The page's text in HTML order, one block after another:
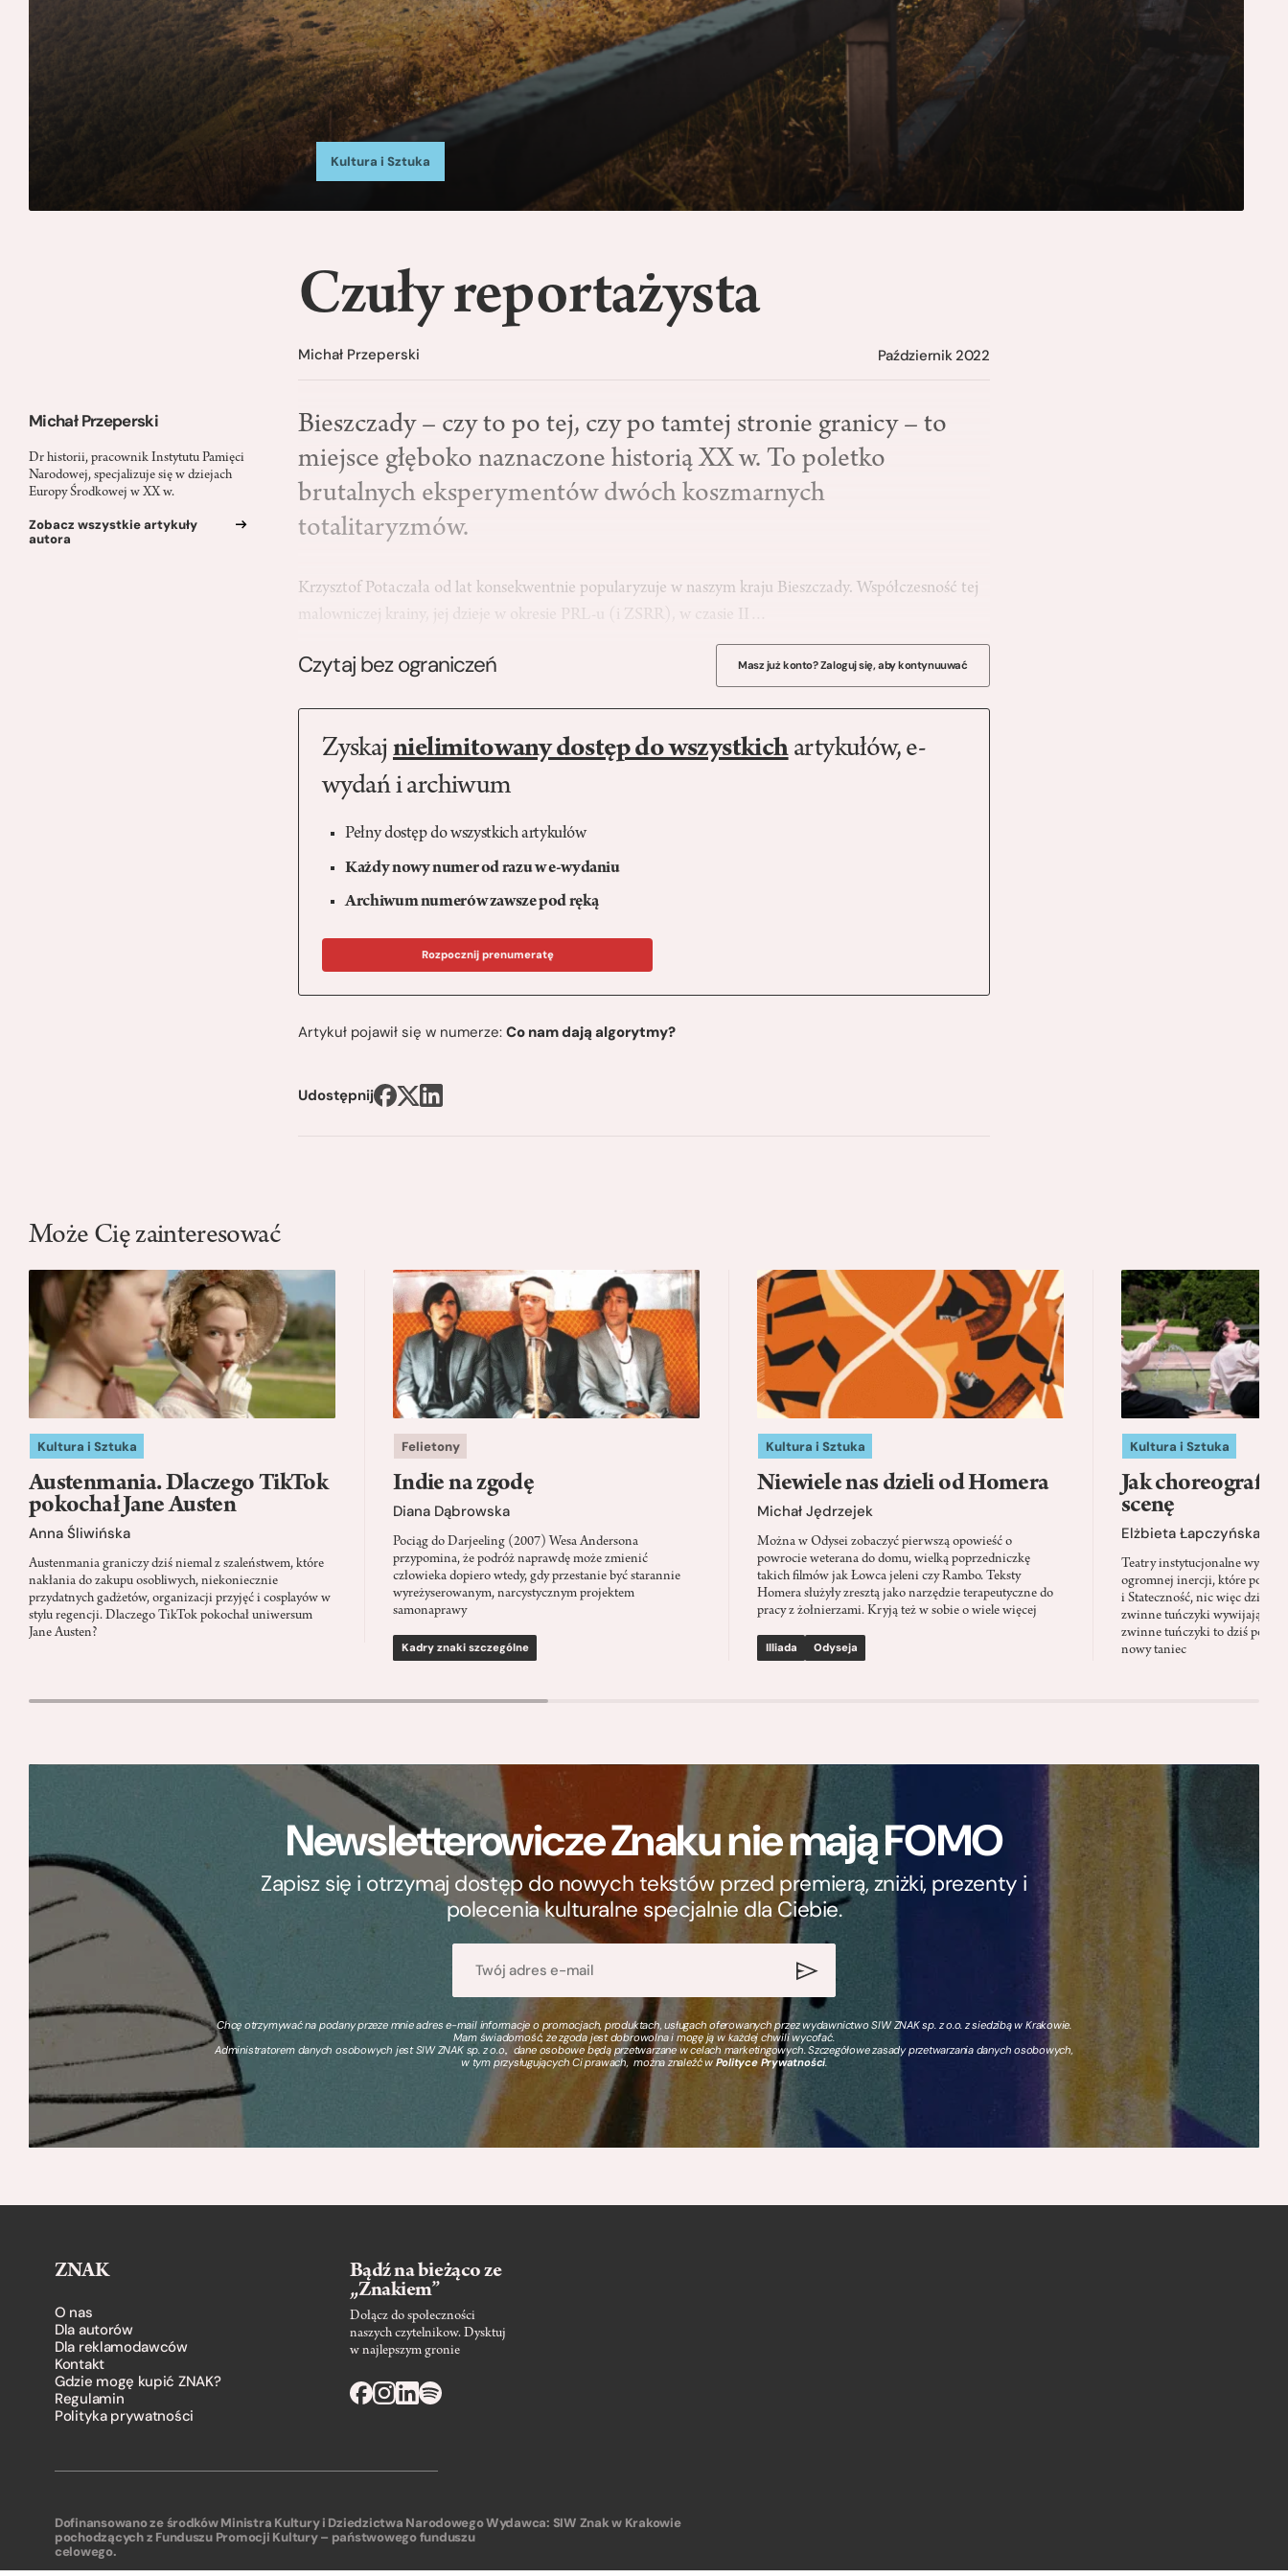
Kultura i Sztuka
Michał Przeperski
Dr historii, pracownik Instytutu Pamięci
Narodowej, specjalizuje się w dziejach
Europy Środkowej w XX w.
Zobacz wszystkie artykuły
autora
Czuły reportażysta
Michał Przeperski Październik 2022
Bieszczady – czy to po tej, czy po tamtej stronie granicy – to
miejsce głęboko naznaczone historią XX w. To poletko
brutalnych eksperymentów dwóch koszmarnych
totalitaryzmów.
Krzysztof Potaczała od lat konsekwentnie popularyzuje w naszym kraju Bieszczady. Współczesność tej
malowniczej krainy, jej dzieje w okresie PRL-u (i ZSRR), w czasie II…
Czytaj bez ograniczeń Masz już konto? Zaloguj się, aby kontynuuwać
Zyskaj nielimitowany dostęp do wszystkichartykułów, e-
wydań i archiwum
Pełny dostęp do wszystkich artykułów
Każdy nowy numer od razu w e-wydaniu
Archiwum numerów zawsze pod ręką
Rozpocznij prenumeratę
Artykuł pojawił się w numerze:Co nam dają algorytmy?
Udostępnij
Może Cię zainteresować
Kultura i Sztuka
Austenmania. Dlaczego TikTok
pokochał Jane Austen
Anna Śliwińska
Austenmania graniczy dziś niemal z szaleństwem, które
nakłania do zakupu osobliwych, niekoniecznie
przydatnych gadżetów, organizacji przyjęć i cosplayów w
stylu regencji. Dlaczego TikTok pokochał uniwersum
Jane Austen?
Felietony
Indie na zgodę
Diana Dąbrowska
Pociąg do Darjeeling (2007) Wesa Andersona
przypomina, że podróż naprawdę może zmienić
człowieka dopiero wtedy, gdy przestanie być starannie
wyreżyserowanym, narcystycznym projektem
samonaprawy
Kadry znaki szczególne
Kultura i Sztuka
Niewiele nas dzieli od Homera
Michał Jędrzejek
Można w Odysei zobaczyć pierwszą opowieść o
powrocie weterana do domu, wielką poprzedniczkę
takich filmów jak Łowca jeleni czy Rambo. Teksty
Homera służyły zresztą jako narzędzie terapeutyczne do
pracy z żołnierzami. Kryją też w sobie o wiele więcej
Illiada Odyseja
Kultura i Sztuka
Jak
scenę
Elżbieta Łapczyńska
Teatry instytucjonalne
ogromnej inercji, które ponad
i Stateczność, nic więc
zwinne tuńczyki wywijają
zwinne tuńczyki to dziś
nowy taniec
Newsletterowicze Znaku nie mają FOMO
Zapisz się i otrzymaj dostęp do nowych tekstów przed premierą, zniżki, prezenty i
polecenia kulturalne specjalnie dla Ciebie.
Chcę otrzymywać na podany przeze mnie adres e-mail informacje o promocjach, produktach, usługach oferowanych przez wydawnictwo SIW ZNAK sp. z o.o. z siedzibą w Krakowie.
Mam świadomość, że zgoda jest dobrowolna i mogę ją w każdej chwili wycofać.
Administratorem danych osobowych jest SIW ZNAK sp. z o.o., dane osobowe będą przetwarzane w celach marketingowych. Szczegółowe zasady przetwarzania danych osobowych,
w tym przysługujących Ci prawach, można znaleźć wPolityce Prywatności.
ZNAK
O nas
Dla autorów
Dla reklamodawców
Kontakt
Gdzie mogę kupić ZNAK?
Regulamin
Polityka prywatności
Bądź na bieżąco ze
„Znakiem”
Dołącz do społeczności
naszych czytelnikow. Dysktuj
w najlepszym gronie
Dofinansowano ze środków Ministra Kultury i Dziedzictwa Narodowego
pochodzących z Funduszu Promocji Kultury – państwowego funduszu
celowego.
Wydawca: SIW Znak w Krakowie